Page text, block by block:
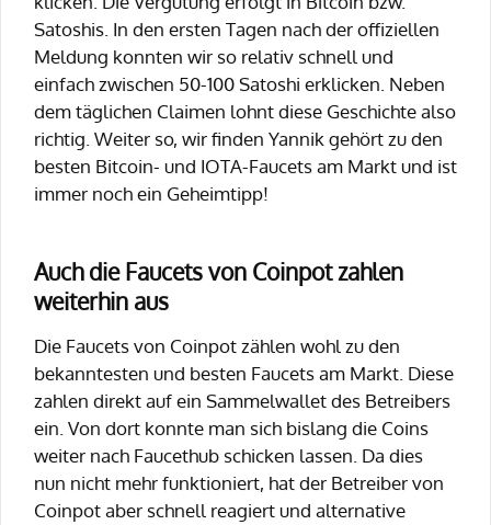
Satoshis. In den ersten Tagen nach der offiziellen
Meldung konnten wir so relativ schnell und
einfach zwischen 50-100 Satoshi erklicken. Neben
dem täglichen Claimen lohnt diese Geschichte also
richtig. Weiter so, wir finden Yannik gehört zu den
besten Bitcoin- und IOTA-Faucets am Markt und ist
immer noch ein Geheimtipp!
Auch die Faucets von Coinpot zahlen
weiterhin aus
Die Faucets von Coinpot zählen wohl zu den
bekanntesten und besten Faucets am Markt. Diese
zahlen direkt auf ein Sammelwallet des Betreibers
ein. Von dort konnte man sich bislang die Coins
weiter nach Faucethub schicken lassen. Da dies
nun nicht mehr funktioniert, hat der Betreiber von
Coinpot aber schnell reagiert und alternative